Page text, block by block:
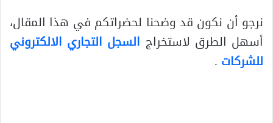
نرجو أن نكون قد وضحنا لحضراتكم في هذا المقال،
أسهل الطرق لاستخراج السجل التجاري الالكتروني
للشركات .